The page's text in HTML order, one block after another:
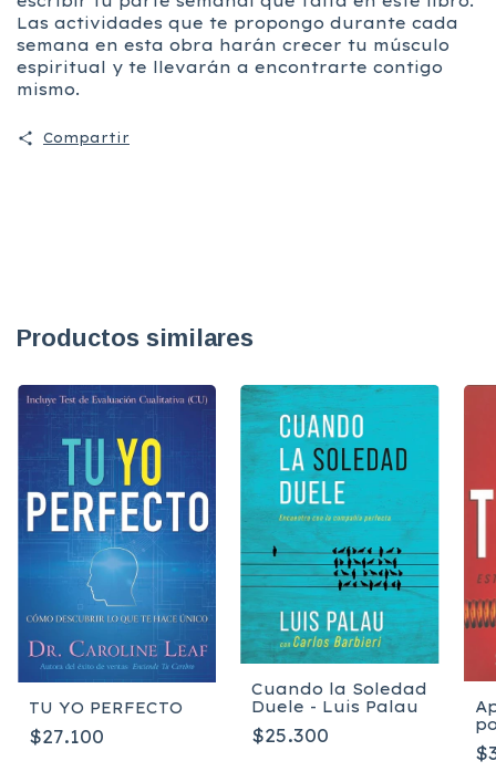
Las actividades que te propongo durante cada
semana en esta obra harán crecer tu músculo
espiritual y te llevarán a encontrarte contigo
mismo.
Compartir
Productos similares
TU YO PERFECTO
$27.100
Cuando la Soledad
Duele - Luis Palau
$25.300